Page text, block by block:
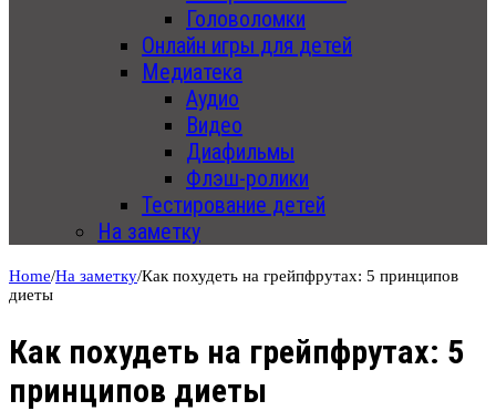
Головоломки
Онлайн игры для детей
Медиатека
Аудио
Видео
Диафильмы
Флэш-ролики
Тестирование детей
На заметку
Home/На заметку/Как похудеть на грейпфрутах: 5 принципов
диеты
Как похудеть на грейпфрутах: 5
принципов диеты